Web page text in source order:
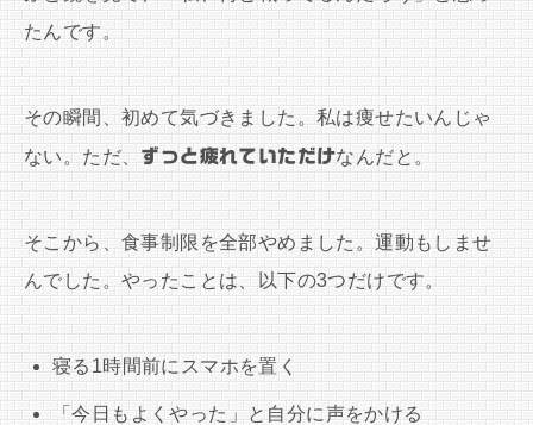
たんです。
その瞬間、初めて気づきました。私は痩せたいんじゃ
ない。ただ、 ずっと疲れていただけなんだと。
そこから、食事制限を全部やめました。運動もしませ
んでした。やったことは、以下の3つだけです。
寝る1時間前にスマホを置く
「今日もよくやった」と自分に声をかける